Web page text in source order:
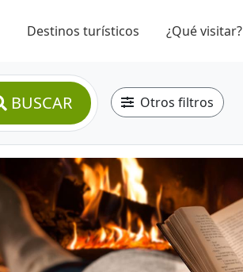
Destinos turísticos ¿Qué visitar?
BUSCAR Otros filtros